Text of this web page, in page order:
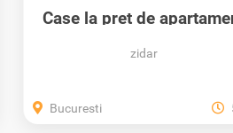
Case la pret de
zidar
Bucuresti